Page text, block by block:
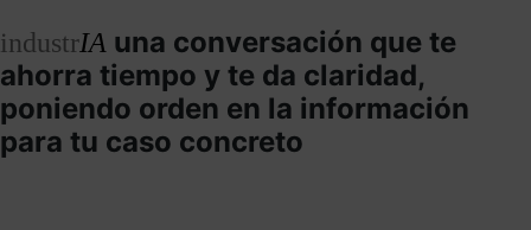
industrIA una conversación que te
ahorra tiempo y te da claridad,
poniendo orden en la información
para tu caso concreto